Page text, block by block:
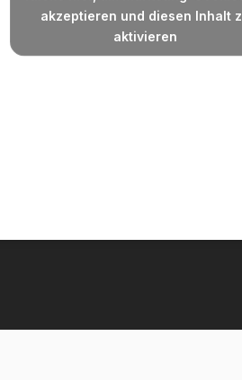
akzeptieren und diesen Inhalt
aktivieren